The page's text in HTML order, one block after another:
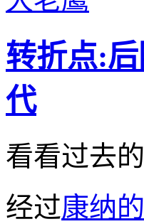
转折点:
代
看看过去
经过康纳